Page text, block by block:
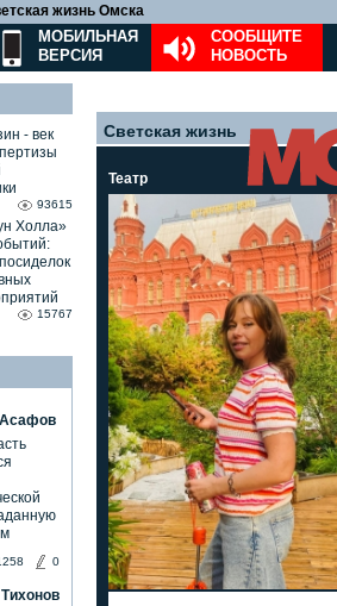
жизнь Омска
СООБЩИТЕ
НОВОСТЬ
МОБИЛЬНАЯ
ВЕРСИЯ
⁃ век
93615
Холла»
15767
Асафов
0
Светская жизнь
Театр